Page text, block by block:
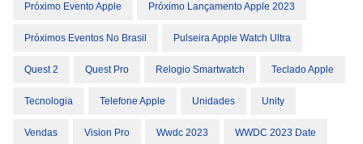
Próximo Evento Apple Próximo Lançamento Apple 2023
Próximos Eventos No Brasil Pulseira Apple Watch Ultra
Quest 2 Quest Pro Relogio Smartwatch Teclado Apple
Tecnologia Telefone Apple Unidades Unity
Vendas Vision Pro Wwdc 2023 WWDC 2023 Date